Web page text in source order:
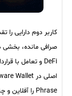
کاربر دوم دارایی
صرافی مانده، بخشی
Phrase را آفلاین و چندلایه محافظت کرده است.